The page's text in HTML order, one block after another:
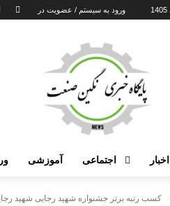
ورود به سیستم / عضویت در
اخبار اجتماعی آموزشی
کسب رتبه برتر جشنواره شهید رجایی شهید